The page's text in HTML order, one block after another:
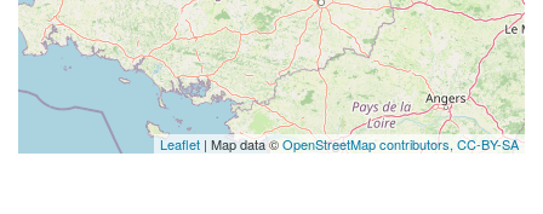
Leaflet | Map data ©OpenStreetMap contributors, CC-BY-SA